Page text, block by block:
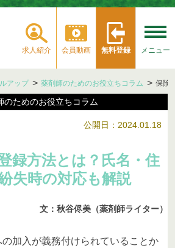
求人紹介 会員動画 無料登録 メニュー
アップ 薬剤師のためのお役立ちコラム 保険
のためのお役立ちコラム
公開日：2024.01.18
録方法とは？氏名・住
失時の対応も解説
文：秋谷侭美（薬剤師ライター）
加入が義務付けられていることか